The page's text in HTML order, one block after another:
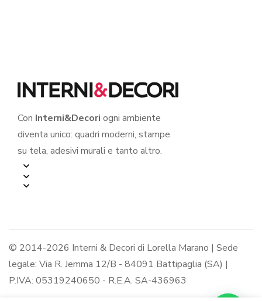
Con Interni&Decori ogni ambiente
diventa unico: quadri moderni, stampe
su tela, adesivi murali e tanto altro.
© 2014-2026 Interni & Decori di Lorella Marano | Sede
legale: Via R. Jemma 12/B - 84091 Battipaglia (SA) |
P.IVA: 05319240650 - R.E.A. SA-436963